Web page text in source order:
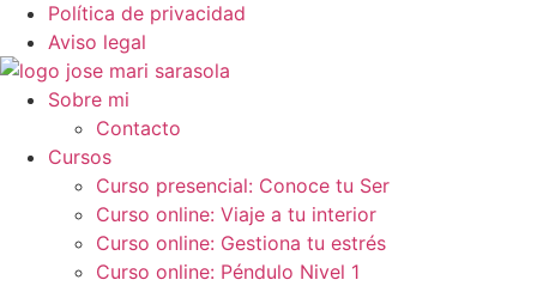
Política de privacidad
Aviso legal
Ir
contenido
Sobre mi
Contacto
Cursos
Curso presencial: Conoce tu Ser
Curso online: Viaje a tu interior
Curso online: Gestiona tu estrés
Curso online: Péndulo Nivel 1